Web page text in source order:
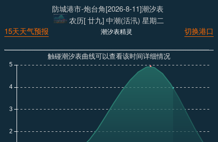
防城港市-炮台角[2026-8-11]潮汐表
农历[ 廿九] 中潮(活汛) 星期二
切换港口
潮汐表精灵
15天天气预报
触碰潮汐表曲线可以查看该时间详细情况